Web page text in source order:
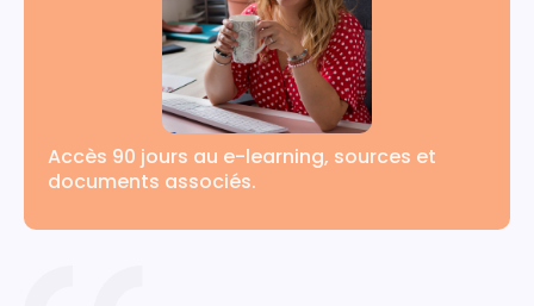
Accès 90 jours au e-learning, sources et
documents associés.